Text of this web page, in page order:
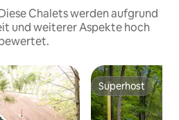
Chalets werden aufgrund
und weiterer Aspekte hoch
Superhost
Superhost